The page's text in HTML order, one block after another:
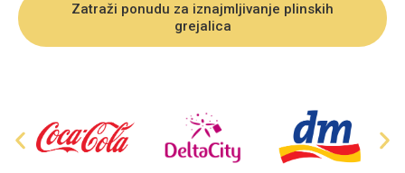
Zatraži ponudu za iznajmljivanje plinskih
grejalica